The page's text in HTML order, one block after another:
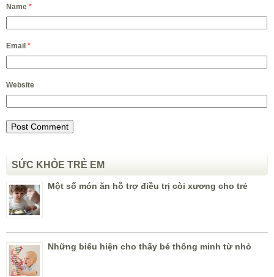
Name *
Email *
Website
SỨC KHỎE TRẺ EM
Một số món ăn hỗ trợ điều trị còi xương cho trẻ
Những biểu hiện cho thấy bé thông minh từ nhỏ